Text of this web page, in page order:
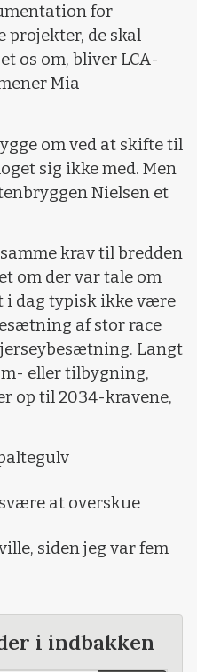
for
projekter, de skal
os om, bliver LCA-
Mia
om ved at skifte til
sig ikke med. Men
Nielsen et
krav til bredden
om der var tale om
i dag typisk ikke være
af stor race
Langt
eller tilbygning,
op til 2034-kravene,
at overskue
siden jeg var fem
i indbakken